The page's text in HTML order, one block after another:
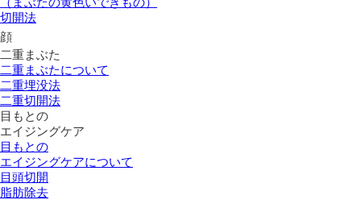
切開法
顔
二重まぶた
二重まぶたについて
二重埋没法
二重切開法
目もとの
エイジングケア
目もとの
エイジングケアについて
目頭切開
脂肪除去